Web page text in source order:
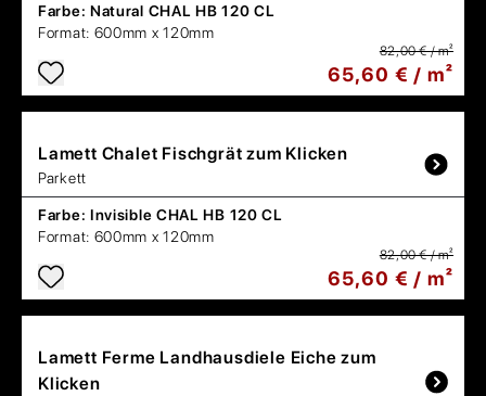
Farbe: Natural CHAL HB 120 CL
Format: 600mm x 120mm
82,00 € / m²
65,60 € / m²
Lamett Chalet Fischgrät zum Klicken
Parkett
Farbe: Invisible CHAL HB 120 CL
Format: 600mm x 120mm
82,00 € / m²
65,60 € / m²
Lamett Ferme Landhausdiele Eiche zum
Klicken